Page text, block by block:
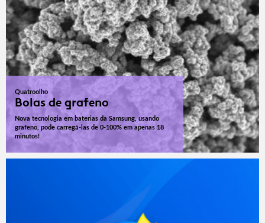
Quatroolho
Bolas de grafeno
Nova tecnologia em baterias da Samsung, usando
grafeno, pode carregá-las de 0-100% em apenas 18
minutos!